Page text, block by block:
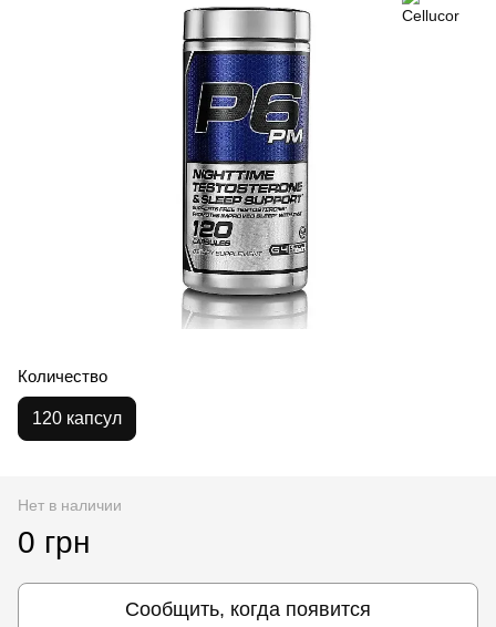
Количество
120 капсул
Нет в наличии
0 грн
Сообщить, когда появится